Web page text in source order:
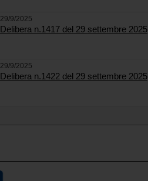
29/9/2025
Delibera n.1417 del 29 settembre 2025
29/9/2025
Delibera n.1422 del 29 settembre 2025